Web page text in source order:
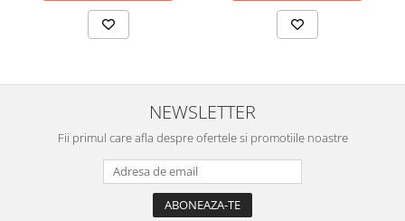
NEWSLETTER
Fii primul care afla despre ofertele si promotiile noastre